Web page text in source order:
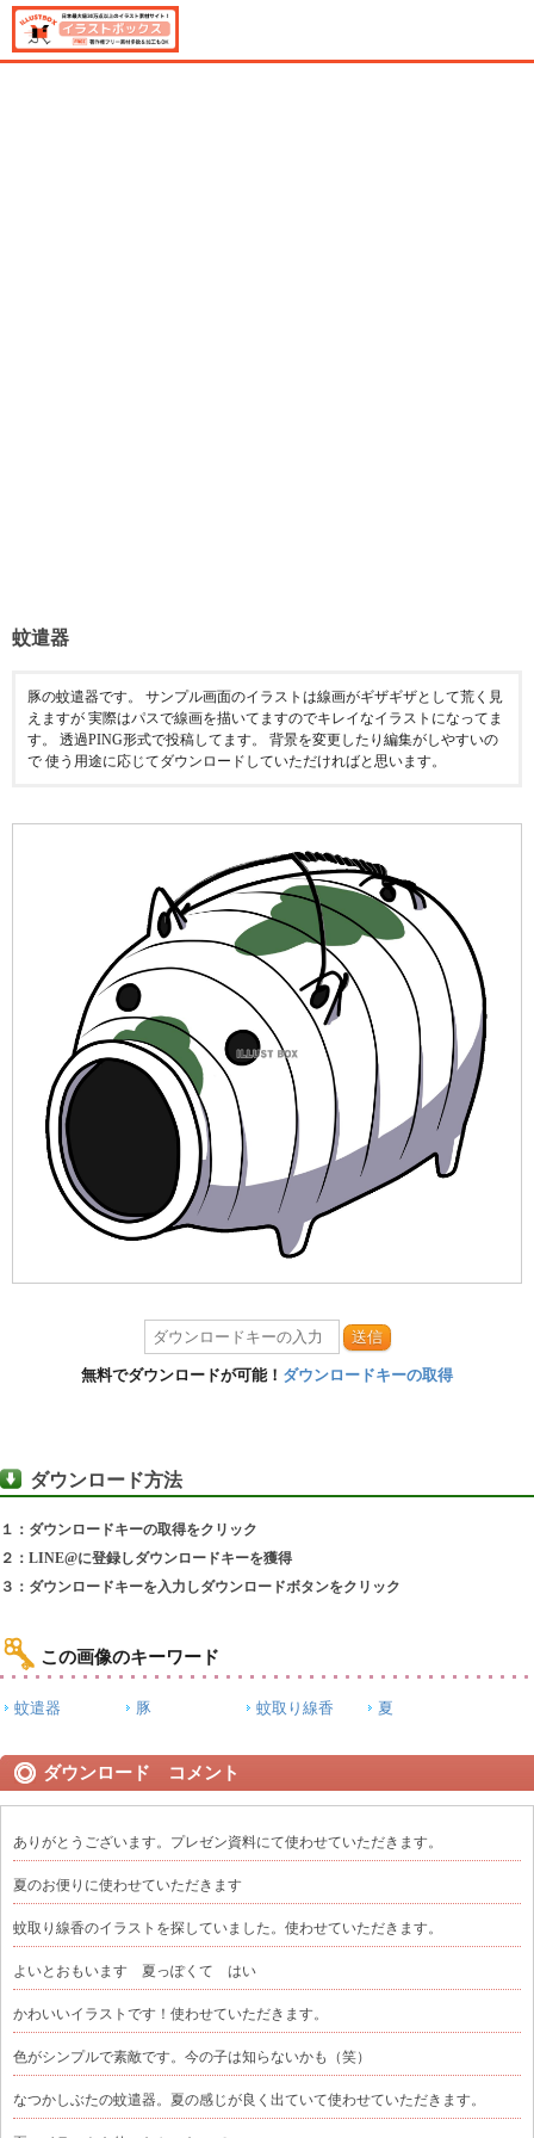
蚊遣器
豚の蚊遣器です。 サンプル画面のイラストは線画がギザギザとして荒く見
えますが 実際はパスで線画を描いてますのでキレイなイラストになってま
す。 透過PING形式で投稿してます。 背景を変更したり編集がしやすいの
で 使う用途に応じてダウンロードしていただければと思います。
送信
無料でダウンロードが可能！ ダウンロードキーの取得
ダウンロード方法
１：ダウンロードキーの取得をクリック
２：LINE@に登録しダウンロードキーを獲得
３：ダウンロードキーを入力しダウンロードボタンをクリック
この画像のキーワード
蚊遣器 豚 蚊取り線香 夏
ダウンロード コメント
ありがとうございます。プレゼン資料にて使わせていただきます。
夏のお便りに使わせていただきます
蚊取り線香のイラストを探していました。使わせていただきます。
よいとおもいます 夏っぽくて はい
かわいいイラストです！使わせていただきます。
色がシンプルで素敵です。今の子は知らないかも（笑）
なつかしぶたの蚊遣器。夏の感じが良く出ていて使わせていただきます。